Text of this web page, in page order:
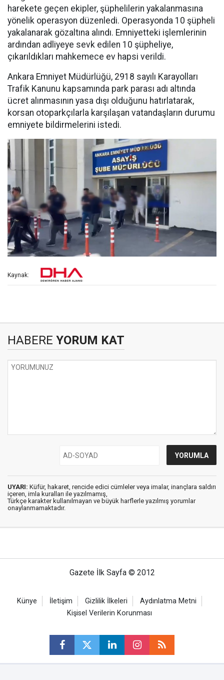
harekete geçen ekipler, şüphelilerin yakalanmasına
yönelik operasyon düzenledi. Operasyonda 10 şüpheli
yakalanarak gözaltına alındı. Emniyetteki işlemlerinin
ardından adliyeye sevk edilen 10 şüpheliye,
çıkarıldıkları mahkemece ev hapsi verildi.
Ankara Emniyet Müdürlüğü, 2918 sayılı Karayolları
Trafik Kanunu kapsamında park parası adı altında
ücret alınmasının yasa dışı olduğunu hatırlatarak,
korsan otoparkçılarla karşılaşan vatandaşların durumu
emniyete bildirmelerini istedi.
Kaynak:
HABERE YORUM KAT
UYARI: Küfür, hakaret, rencide edici cümleler veya imalar, inançlara saldırı
içeren, imla kuralları ile yazılmamış,
Türkçe karakter kullanılmayan ve büyük harflerle yazılmış yorumlar
onaylanmamaktadır.
Gazete İlk Sayfa © 2012
Künye İletişim Gizlilik İlkeleri
Aydınlatma Metni
Kişisel Verilerin Korunması